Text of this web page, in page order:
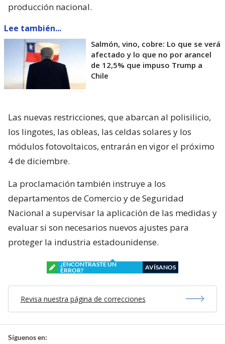
producción nacional.
Lee también...
Salmón, vino, cobre: Lo que se verá
afectado y lo que no por arancel
de 12,5% que impuso Trump a
Chile
Las nuevas restricciones, que abarcan al polisilicio,
los lingotes, las obleas, las celdas solares y los
módulos fotovoltaicos, entrarán en vigor el próximo
4 de diciembre.
La proclamación también instruye a los
departamentos de Comercio y de Seguridad
Nacional a supervisar la aplicación de las medidas y
evaluar si son necesarios nuevos ajustes para
proteger la industria estadounidense.
¿ENCONTRASTE UN
ERROR?
AVÍSANOS
Revisa nuestra página de correcciones
Síguenos en: